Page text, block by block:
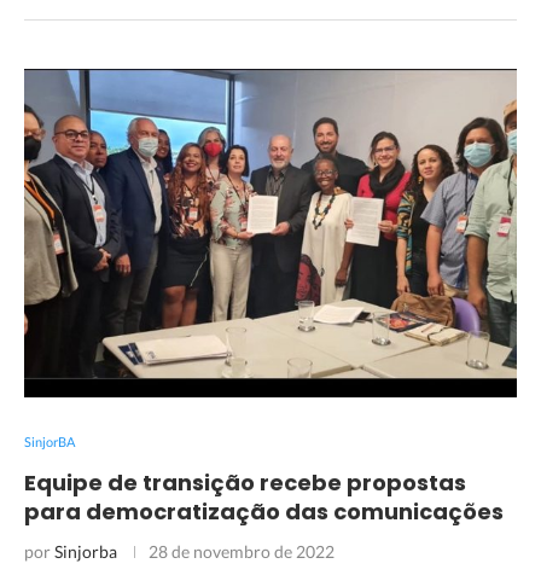
SinjorBA
Equipe de transição recebe propostas
para democratização das comunicações
porSinjorba 28 de novembro de 2022